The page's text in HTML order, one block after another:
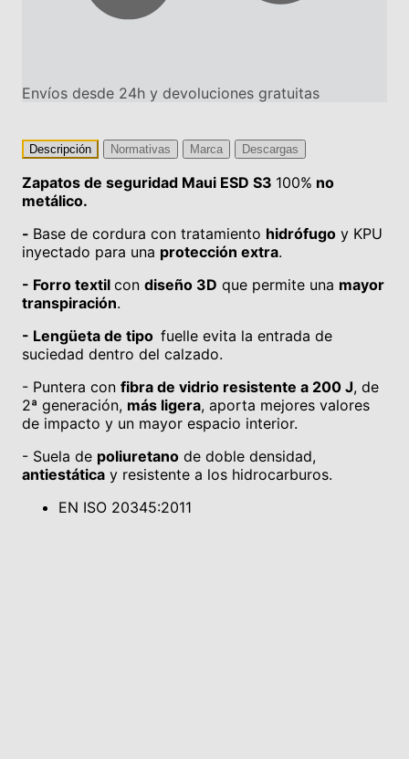
Envíos desde 24h y devoluciones gratuitas
Descripción Normativas Marca Descargas
Zapatos de seguridad Maui ESD S3 100% no
metálico.
- Base de cordura con tratamiento hidrófugo y KPU
inyectado para una protección extra.
- Forro textil con diseño 3D que permite una mayor
transpiración.
- Lengüeta de tipo fuelle evita la entrada de
suciedad dentro del calzado.
- Puntera con fibra de vidrio resistente a 200 J, de
2ª generación, más ligera, aporta mejores valores
de impacto y un mayor espacio interior.
- Suela de poliuretano de doble densidad,
antiestática y resistente a los hidrocarburos.
EN ISO 20345:2011